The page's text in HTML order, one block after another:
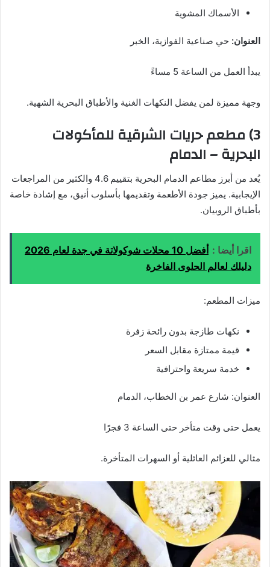
الأسماك المشوية
العنوان: حي صناعية الفوازية، الخبر
يبدأ العمل من الساعة 5 مساءً
وجهة مميزة لمن يفضل النكهات الغنية والأطباق البحرية الشهية.
3) مطعم حريات الشرقية للمأكولات
البحرية – الدمام
يُعد من أبرز مطاعم الدمام البحرية بتقييم 4.6 والكثير من المراجعات
الإيجابية. يميز جودة الأطعمة وتقديمها بأسلوب أنيق، مع إشادة خاصة
بأطباق الروبيان.
اقرا أيضا :
أفضل 10 محلات شوكولاتة في جدة لعام 2026
دليلك لعالم الحلوى الفاخرة
ميزات المطعم:
نكهات طازجة بدون رائحة زفرة
قيمة ممتازة مقابل السعر
خدمة سريعة واحترافية
العنوان: شارع عمر بن الخطاب، الدمام
يعمل حتى وقت متأخر حتى الساعة 3 فجرًا
مثالي للعزائم العائلية أو السهرات المتأخرة.